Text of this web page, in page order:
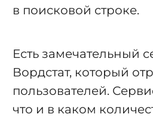
в поисковой строке.
Есть замечательный
Вордстат, который
пользователей.
что и в каком